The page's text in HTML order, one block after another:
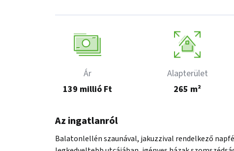
Ár
139 millió Ft
Alapterület
265 m²
Az ingatlanról
Balatonlellén szaunával, jakuzzival rendelkező